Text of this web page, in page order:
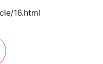
16.html